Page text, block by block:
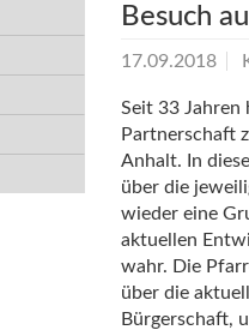
Besuch
17.09.2018
Seit 33 Jahren
Partnerschaft
Anhalt. In
über die
wieder eine
aktuellen
wahr. Die
über die
Bürgerschaft,